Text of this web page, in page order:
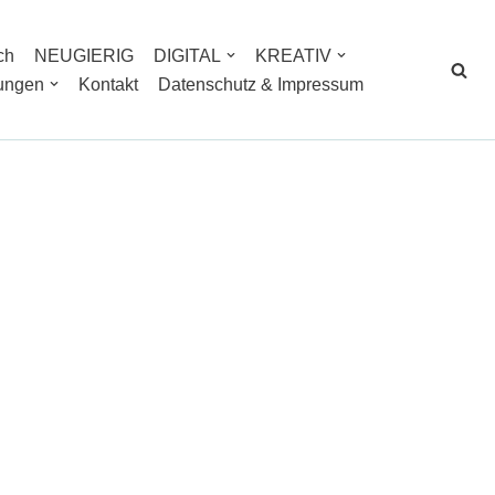
NEUGIERIG DIGITAL
KREATIV
Kontakt Datenschutz & Impressum